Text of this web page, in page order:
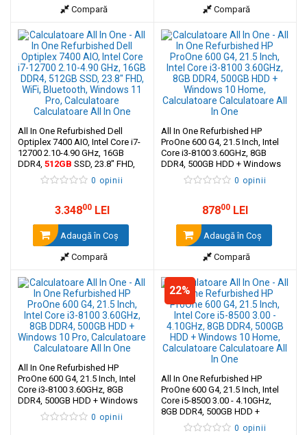
Compară Compară
All In One Refurbished Dell
Optiplex 7400 AIO, Intel Core i7-
12700 2.10-4.90 GHz, 16GB
DDR4, 512GB SSD, 23.8" FHD,
WiFi, Bluetooth, Windows 11 Pro
0 opinii
3.34800LEI
Adaugă în Coş
Compară
All In One Refurbished HP
ProOne 600 G4, 21.5 Inch, Intel
Core i3-8100 3.60GHz, 8GB
DDR4, 500GB HDD + Windows
10 Home
0 opinii
87800LEI
Adaugă în Coş
Compară
All In One Refurbished HP
ProOne 600 G4, 21.5 Inch, Intel
Core i3-8100 3.60GHz, 8GB
DDR4, 500GB HDD + Windows
0 opinii
22%
All In One Refurbished HP
ProOne 600 G4, 21.5 Inch, Intel
Core i5-8500 3.00 - 4.10GHz,
8GB DDR4, 500GB HDD +
Windows 10 Home
0 opinii